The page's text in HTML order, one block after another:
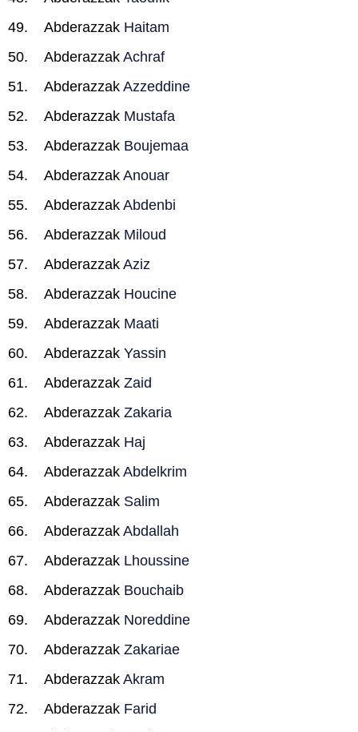
Abderazzak Haitam
Abderazzak Achraf
Abderazzak Azzeddine
Abderazzak Mustafa
Abderazzak Boujemaa
Abderazzak Anouar
Abderazzak Abdenbi
Abderazzak Miloud
Abderazzak Aziz
Abderazzak Houcine
Abderazzak Maati
Abderazzak Yassin
Abderazzak Zaid
Abderazzak Zakaria
Abderazzak Haj
Abderazzak Abdelkrim
Abderazzak Salim
Abderazzak Abdallah
Abderazzak Lhoussine
Abderazzak Bouchaib
Abderazzak Noreddine
Abderazzak Zakariae
Abderazzak Akram
Abderazzak Farid